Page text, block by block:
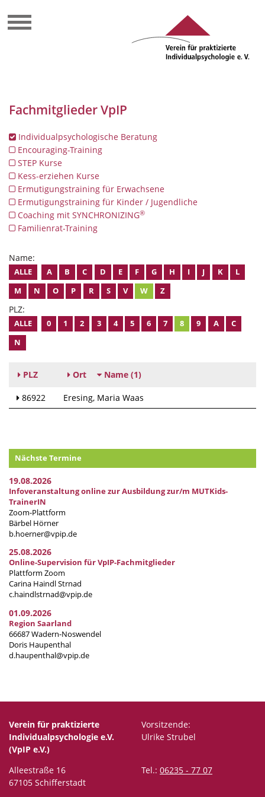
Fachmitglieder VpIP
Individualpsychologische Beratung
Encouraging-Training
STEP Kurse
Kess-erziehen Kurse
Ermutigungstraining für Erwachsene
Ermutigungstraining für Kinder / Jugendliche
Coaching mit SYNCHRONIZING®
Familienrat-Training
Name:
ALLE A B C D E F G H I J K
L
M
N O P R S V W Z
PLZ:
ALLE 0 1 2 3 4 5 6 7 8 9 A
C
N
PLZ Ort Name (1)
86922 Eresing Maria Waas
Nächste Termine
19.08.2026
Infoveranstaltung online zur Ausbildung zur/m MUTKids-
TrainerIN
Zoom-Plattform
Bärbel Hörner
b.hoerner@vpip.de
25.08.2026
Online-Supervision für VpIP-Fachmitglieder
Plattform Zoom
Carina Haindl Strnad
c.haindlstrnad@vpip.de
01.09.2026
Region Saarland
66687 Wadern-Noswendel
Doris Haupenthal
d.haupenthal@vpip.de
Verein für praktizierte
Individualpsychologie e.V.
(VpIP e.V.)
Vorsitzende:
Ulrike Strubel
Alleestraße 16
67105 Schifferstadt
Tel.: 06235 - 77 07